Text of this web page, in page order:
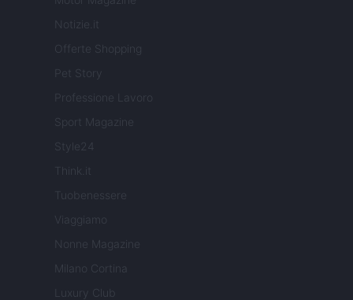
Notizie.it
Offerte Shopping
Pet Story
Professione Lavoro
Sport Magazine
Style24
Think.it
Tuobenessere
Viaggiamo
Nonne Magazine
Milano Cortina
Luxury Club